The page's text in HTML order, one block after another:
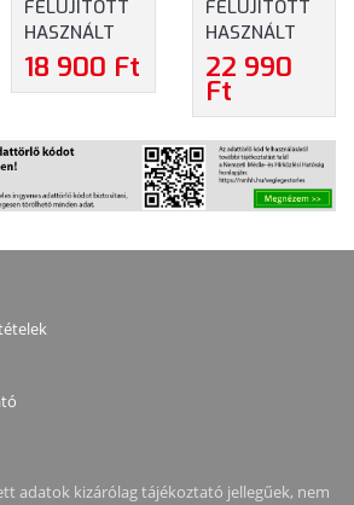
FELÚJÍTOTT
HASZNÁLT
HP RAIL KIT
DL360E
1U LFF
(679369-001-
18 900 Ft
FELÚJÍTOTT
HASZNÁLT
HP 2U SMALL
FORM
BEARING
GEN8 GEN9
RAIL KIT
(720863-B21-
22 990
Ft
adatok kizárólag tájékoztató jellegűek, nem